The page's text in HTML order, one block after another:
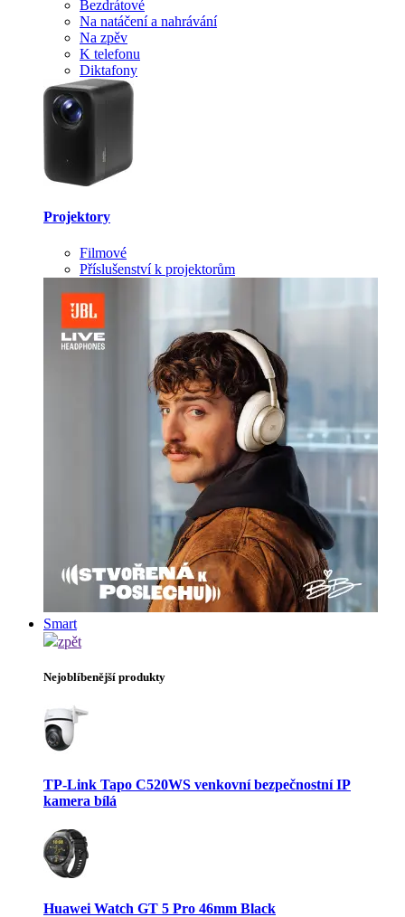
Bezdrátové
Na natáčení a nahrávání
Na zpěv
K telefonu
Diktafony
Projektory
Filmové
Příslušenství k projektorům
Smart
zpět
Nejoblíbenější produkty
TP-Link Tapo C520WS venkovní bezpečnostní IP
kamera bílá
Huawei Watch GT 5 Pro 46mm Black